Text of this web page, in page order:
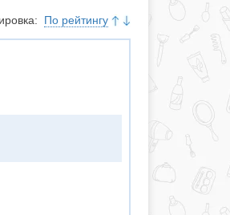
По рейтингу